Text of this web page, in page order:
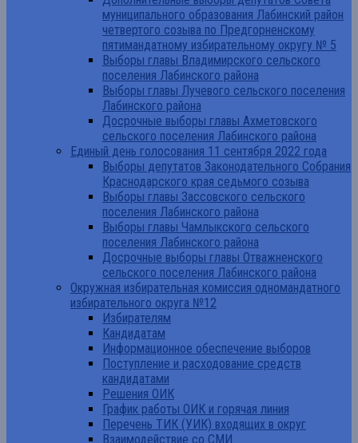
муниципального образования Лабинский район
четвертого созыва по Предгорненскому
пятимандатному избирательному округу № 5
Выборы главы Владимирского сельского
поселения Лабинского района
Выборы главы Лучевого сельского поселения
Лабинского района
Досрочные выборы главы Ахметовского
сельского поселения Лабинского района
Единый день голосования 11 сентября 2022 года
Выборы депутатов Законодательного Собрания
Краснодарского края седьмого созыва
Выборы главы Зассовского сельского
поселения Лабинского района
Выборы главы Чамлыкского сельского
поселения Лабинского района
Досрочные выборы главы Отважненского
сельского поселения Лабинского района
Окружная избирательная комиссия одномандатного
избирательного округа №12
Избирателям
Кандидатам
Информационное обеспечение выборов
Поступление и расходование средств
кандидатами
Решения ОИК
График работы ОИК и горячая линия
Перечень ТИК (УИК) входящих в округ
Взаимодействие со СМИ